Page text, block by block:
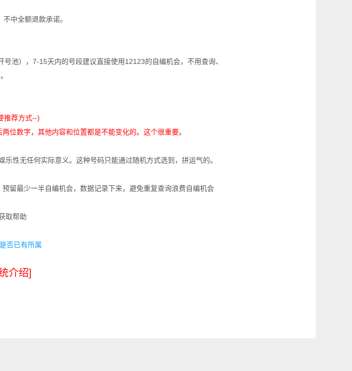
中全额退款承诺。
池），7-15天内的号段建议直接使用12123的自编机会，不用查询、
推荐方式--)
位数字，其他内容和位置都是不能变化的。 这个很重要。
性无任何实际意义。这种号码只能通过随机方式选到，拼运气的。
留最少一半自编机会，数据记录下来，避免重复查询浪费自编机会
取帮助
否已有所属
介绍]